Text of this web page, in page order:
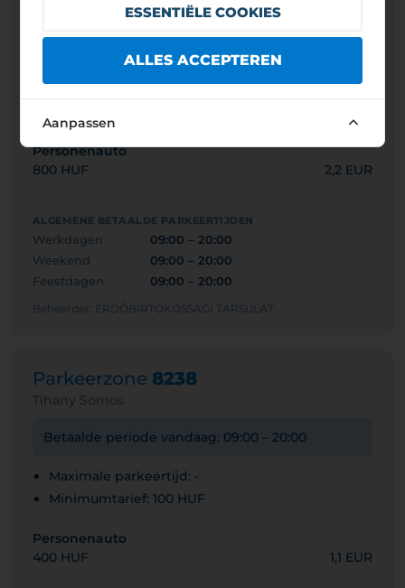
Tihany Árpád utca
Maximale parkeertijd: -
Personenauto
800 HUF
2,2 EUR
ALGEMENE BETAALDE PARKEERTIJDEN
Werkdagen
09:00 – 20:00
Weekend
09:00 – 20:00
Feestdagen
09:00 – 20:00
Beheerder: ERDŐBIRTOKOSSÁGI TÁRSULAT
Parkeerzone 8238
Tihany Somos
Betaalde periode vandaag: 09:00 – 20:00
Maximale parkeertijd: -
Minimumtarief: 100 HUF
Personenauto
400 HUF
1,1 EUR
ESSENTIËLE COOKIES
ALLES ACCEPTEREN
Aanpassen